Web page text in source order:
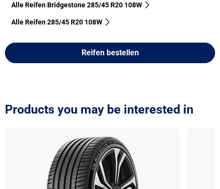
Alle Reifen Bridgestone 285/45 R20 108W
Alle Reifen‎ 285/45 R20 108W
Reifen bestellen
Products you may be interested in